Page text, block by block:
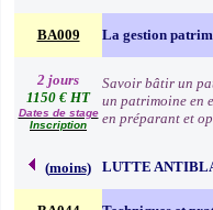
BA009 La gestion
2 jours
1150 € HT
Dates de stage
Inscription
Savoir bâtir un
un patrimoine en
en préparant et
(moins) LUTTE